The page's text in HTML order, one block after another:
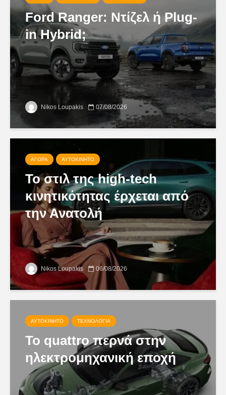
Ford Ranger: Ντίζελ ή Plug-
in Hybrid;
Nikos Loupakis 07/08/2026
ΑΓΟΡΆ ΑΥΤΟΚΊΝΗΤΟ
Το στιλ της high-tech
κινητικότητας έρχεται από
την Ανατολή
Nikos Loupakis 06/08/2026
ΑΥΤΟΚΊΝΗΤΟ ΤΕΧΝΟΛΟΓΊΑ
Το quattro περνά στην
ηλεκτρομηχανική εποχή